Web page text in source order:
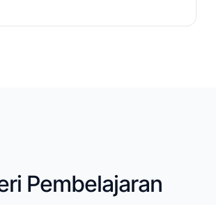
Pembelajaran